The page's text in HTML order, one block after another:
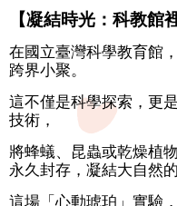
交
友
服
消
費
宣
導
【凝結時光：科教館
在國立臺灣科學教育館
跨界小聚。
這不僅是科學探索，更
技術，
將蜂蟻、昆蟲或乾燥植
永久封存，凝結大自然
這場「心動琥珀」實驗